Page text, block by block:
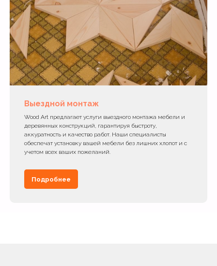
Выездной монтаж
Wood Art предлагает услуги выездного монтажа мебели и
деревянных конструкций, гарантируя быстроту,
аккуратность и качество работ. Наши специалисты
обеспечат установку вашей мебели без лишних хлопот и с
учетом всех ваших пожеланий.
Подробнее